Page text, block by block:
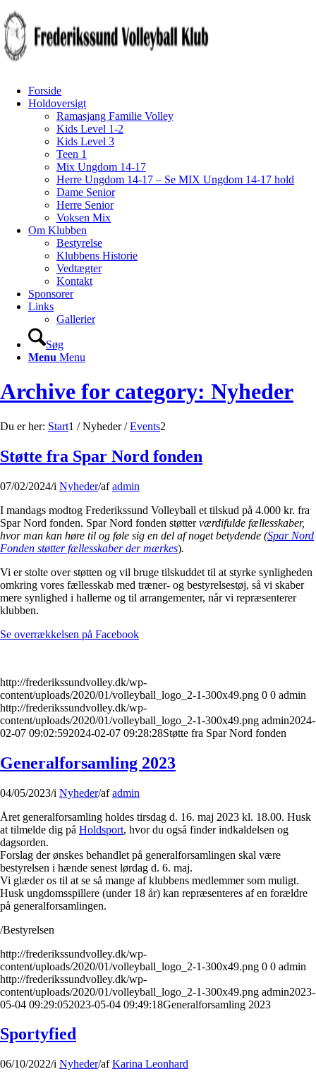
Forside
Holdoversigt
Ramasjang Familie Volley
Kids Level 1-2
Kids Level 3
Teen 1
Mix Ungdom 14-17
Herre Ungdom 14-17 – Se MIX Ungdom 14-17 hold
Dame Senior
Herre Senior
Voksen Mix
Om Klubben
Bestyrelse
Klubbens Historie
Vedtægter
Kontakt
Sponsorer
Links
Gallerier
Søg
Menu Menu
Archive for category: Nyheder
Du er her: Start1 / Nyheder / Events2
Støtte fra Spar Nord fonden
07/02/2024/i Nyheder/afadmin
I mandags modtog Frederikssund Volleyball et tilskud på 4.000 kr. fra
Spar Nord fonden. Spar Nord fonden støtterværdifulde fællesskaber,
hvor man kan høre til og føle sig en del af noget betydende (Spar Nord
Fonden støtter fællesskaber der mærkes).
Vi er stolte over støtten og vil bruge tilskuddet til at styrke synligheden
omkring vores fællesskab med træner- og bestyrelsestøj, så vi skaber
mere synlighed i hallerne og til arrangementer, når vi repræsenterer
klubben.
Se overrækkelsen på Facebook
http://frederikssundvolley.dk/wp-
content/uploads/2020/01/volleyball_logo_2-1-300x49.png 0 0 admin
http://frederikssundvolley.dk/wp-
content/uploads/2020/01/volleyball_logo_2-1-300x49.png admin2024-
02-07 09:02:592024-02-07 09:28:28Støtte fra Spar Nord fonden
Generalforsamling 2023
04/05/2023/i Nyheder/afadmin
Året generalforsamling holdes tirsdag d. 16. maj 2023 kl. 18.00. Husk
at tilmelde dig på Holdsport, hvor du også finder indkaldelsen og
dagsorden.
Forslag der ønskes behandlet på generalforsamlingen skal være
bestyrelsen i hænde senest lørdag d. 6. maj.
Vi glæder os til at se så mange af klubbens medlemmer som muligt.
Husk ungdomsspillere (under 18 år) kan repræsenteres af en forældre
på generalforsamlingen.
/Bestyrelsen
http://frederikssundvolley.dk/wp-
content/uploads/2020/01/volleyball_logo_2-1-300x49.png 0 0 admin
http://frederikssundvolley.dk/wp-
content/uploads/2020/01/volleyball_logo_2-1-300x49.png admin2023-
05-04 09:29:052023-05-04 09:49:18Generalforsamling 2023
Sportyfied
06/10/2022/i Nyheder/afKarina Leonhard